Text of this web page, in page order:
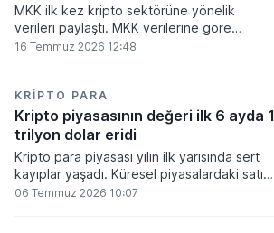
MKK ilk kez kripto sektörüne yönelik
verileri paylaştı. MKK verilerine göre
platformlarda bugüne kadar 5,6 milyon
olarak belirlendi.
16 Temmuz 2026 12:48
KRIPTO PARA
Kripto piyasasının değeri ilk 6 ayda 1
trilyon dolar eridi
Kripto para piyasası yılın ilk yarısında sert
kayıplar yaşadı. Küresel piyasalardaki satış
baskısı ve artan faiz baskısının etkisiyle
06 Temmuz 2026 10:07